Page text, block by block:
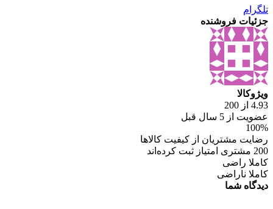
تلگرام
جزئیات فروشنده
ویژوکالا
4.93 از 200
عضویت از 5 سال قبل
100%
رضایت مشتریان از کیفیت کالاها
200 مشتری امتیاز ثبت کرده‌اند
کاملا راضی
کاملا ناراضی
دیدگاه شما